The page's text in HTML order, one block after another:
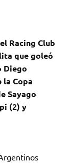
Racing Club
que goleó
Diego
la Copa
Sayago
(2) y